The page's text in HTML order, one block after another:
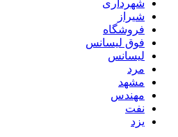
شهرداری
شیراز
فروشگاه
فوق لیسانس
لیسانس
مرد
مشهد
مهندس
نفت
یزد